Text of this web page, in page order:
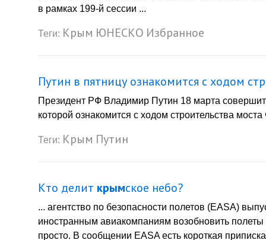
в рамках 199-й сессии ...
Теги: Крым ЮНЕСКО Избранное
Путин в пятницу ознакомится с ходом
Президент РФ Владимир Путин 18 марта
которой ознакомится с ходом строительства
Теги: Крым Путин
Кто делит крымское небо?
... агентство по безопасности полетов (EASA)
иностранным авиакомпаниям возобновить
просто. В сообщении EASA есть короткая